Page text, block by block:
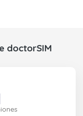
doctorSIM